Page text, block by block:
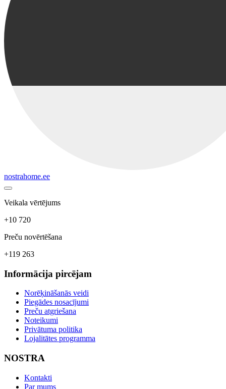
nostrahome.ee
Veikala vērtējums
+10 720
Preču novērtēšana
+119 263
Informācija pircējam
Norēķināšanās veidi
Piegādes nosacījumi
Preču atgriešana
Noteikumi
Privātuma politika
Lojalitātes programma
NOSTRA
Kontakti
Par mums